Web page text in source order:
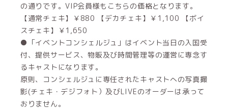
の通りです。VIP会員様もこちらの価格となります。
【通常チェキ】￥880 【デカチェキ】￥1,100 【ボイ
スチェキ】￥1,650
●「イベントコンシェルジュ」はイベント当日の入国受
付、提供サービス、物販及び時間管理等の運営に専念す
るキャストになります。
原則、コンシェルジュに専任されたキャストへの写真撮
影(チェキ・デジフォト）及びLIVEのオーダーは承って
おりません。